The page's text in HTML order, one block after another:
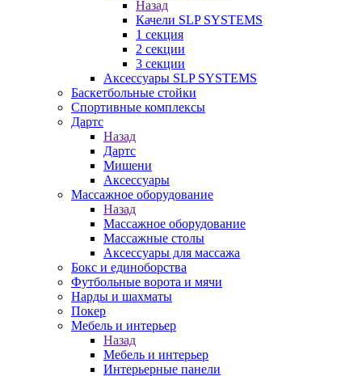
Назад
Качели SLP SYSTEMS
1 секция
2 секции
3 секции
Аксессуары SLP SYSTEMS
Баскетбольные стойки
Спортивные комплексы
Дартс
Назад
Дартс
Мишени
Аксессуары
Массажное оборудование
Назад
Массажное оборудование
Массажные столы
Аксессуары для массажа
Бокс и единоборства
Футбольные ворота и мячи
Нарды и шахматы
Покер
Мебель и интерьер
Назад
Мебель и интерьер
Интерьерные панели